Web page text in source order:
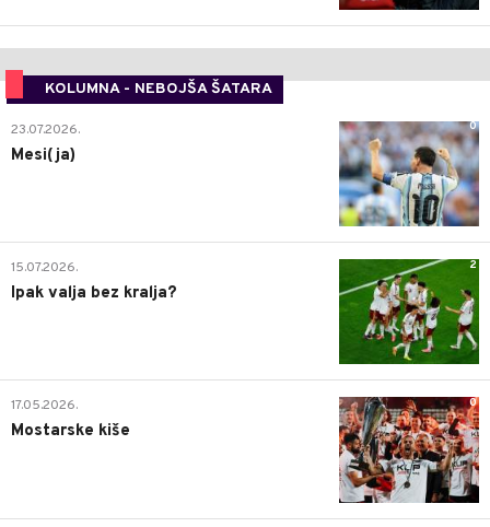
KOLUMNA - NEBOJŠA ŠATARA
0
23.07.2026.
Mesi(ja)
2
15.07.2026.
Ipak valja bez kralja?
0
17.05.2026.
Mostarske kiše